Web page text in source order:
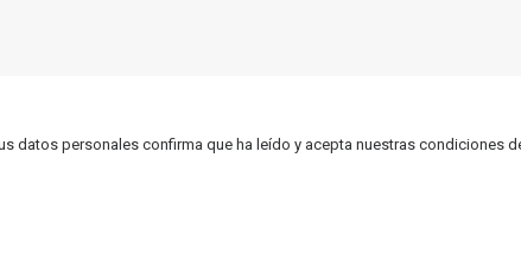
datos personales confirma que ha leído y acepta nuestras condiciones